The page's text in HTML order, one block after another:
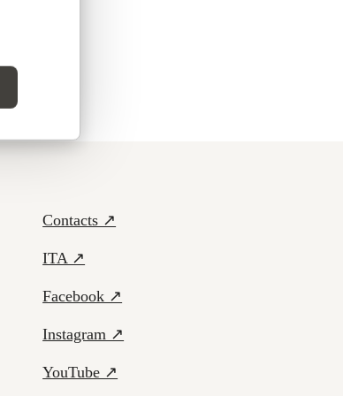
Contacts ↗
ITA ↗
Facebook ↗
Instagram ↗
YouTube ↗